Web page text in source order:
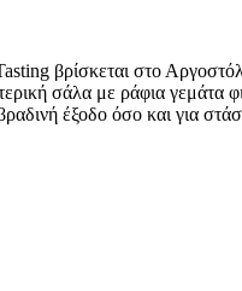
βρίσκεται στο
σάλα με ράφια γεμάτα
έξοδο όσο και για